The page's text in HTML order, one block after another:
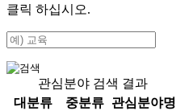
클릭 하십시오.
관심분야 검색 결과
대분류
중분류
관심분야명